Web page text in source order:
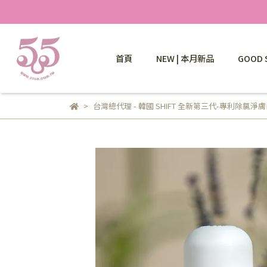
首頁 NEW | 本月新品 GOOD
台灣總代理 - 韓國 SHIFT 全新第三代-專利除氯淨